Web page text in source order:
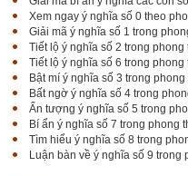
Xem ngay ý nghĩa số 0 theo
Giải mã ý nghĩa số 1 trong
Tiết lộ ý nghĩa số 2 trong
Tiết lộ ý nghĩa số 6 trong
Bật mí ý nghĩa số 3 trong
Bất ngờ ý nghĩa số 4 trong
Ấn tượng ý nghĩa số 5 trong
Bí ẩn ý nghĩa số 7 trong phong
Tìm hiểu ý nghĩa số 8 trong
Luận bàn về ý nghĩa số 9